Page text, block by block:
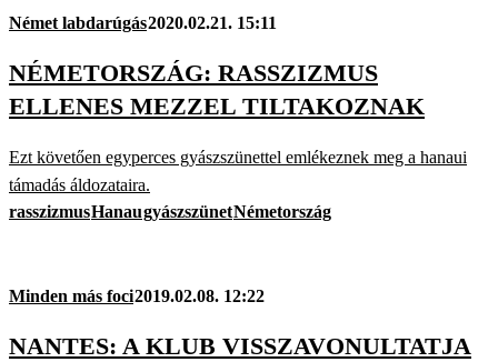
Német labdarúgás2020.02.21. 15:11
NÉMETORSZÁG: RASSZIZMUS
ELLENES MEZZEL TILTAKOZNAK
Ezt követően egyperces gyászszünettel emlékeznek meg a hanaui
támadás áldozataira.
rasszizmusHanaugyászszünetNémetország
Minden más foci2019.02.08. 12:22
NANTES: A KLUB VISSZAVONULTATJA